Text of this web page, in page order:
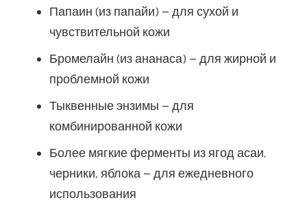
Папаин (из папайи) – для сухой и
чувствительной кожи
Бромелайн (из ананаса) – для жирной и
проблемной кожи
Тыквенные энзимы – для
комбинированной кожи
Более мягкие ферменты из ягод асаи,
черники, яблока – для ежедневного
использования